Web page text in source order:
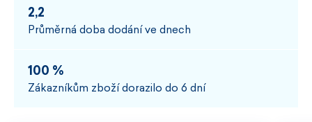
2,2
Průměrná doba dodání ve dnech
100 %
Zákazníkům zboží dorazilo do 6 dní